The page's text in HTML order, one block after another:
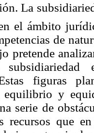
La
el ámbito
de
pretende
figuras
equilibrio y
serie de
recursos que